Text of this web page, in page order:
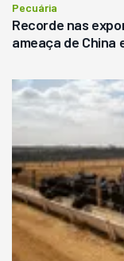
Pecuária
Recorde nas
ameaça de China